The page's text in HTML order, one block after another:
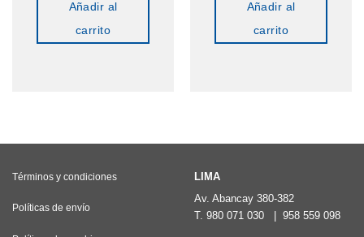
Añadir al
carrito
Añadir al
carrito
Términos y condiciones
Políticas de envío
LIMA
Av. Abancay 380-382
T. 980 071 030 958 559 098